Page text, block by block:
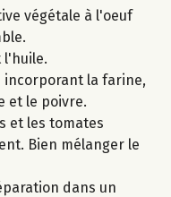
végétale à l'oeuf
l'huile.
incorporant la farine,
et le poivre.
et les tomates
Bien mélanger le
dans un